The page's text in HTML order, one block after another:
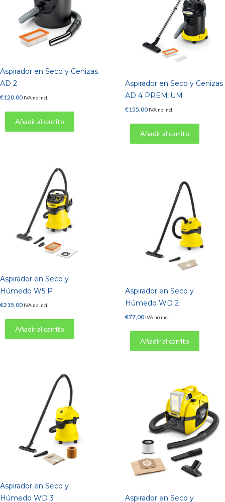
Aspirador en Seco y Cenizas
AD 2
€120,00 IVA no incl.
Añadir al carrito
Aspirador en Seco y Cenizas
AD 4 PREMIUM
€155,00 IVA no incl.
Añadir al carrito
Aspirador en Seco y
Húmedo W5 P
€215,00 IVA no incl.
Añadir al carrito
Aspirador en Seco y
Húmedo WD 2
€77,00 IVA no incl.
Añadir al carrito
Aspirador en Seco y
Húmedo WD 3
Aspirador en Seco y